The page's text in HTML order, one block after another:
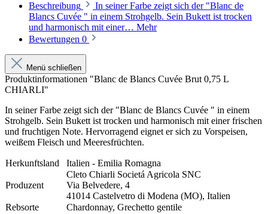
Beschreibung
In seiner Farbe zeigt sich der "Blanc de
Blancs Cuvée " in einem Strohgelb. Sein Bukett ist trocken
und harmonisch mit einer… Mehr
Bewertungen 0
Menü schließen
Produktinformationen "Blanc de Blancs Cuvée Brut 0,75 L
CHIARLI"
In seiner Farbe zeigt sich der "Blanc de Blancs Cuvée " in einem
Strohgelb. Sein Bukett ist trocken und harmonisch mit einer frischen
und fruchtigen Note. Hervorragend eignet er sich zu Vorspeisen,
weißem Fleisch und Meeresfrüchten.
Herkunftsland Italien - Emilia Romagna
Produzent
Cleto Chiarli Societá Agricola SNC
Via Belvedere, 4
41014 Castelvetro di Modena (MO), Italien
Rebsorte
Chardonnay, Grechetto gentile